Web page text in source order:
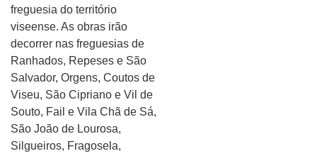
freguesia do território
viseense. As obras irão
decorrer nas freguesias de
Ranhados, Repeses e São
Salvador, Orgens, Coutos de
Viseu, São Cipriano e Vil de
Souto, Fail e Vila Chã de Sá,
São João de Lourosa,
Silgueiros, Fragosela,